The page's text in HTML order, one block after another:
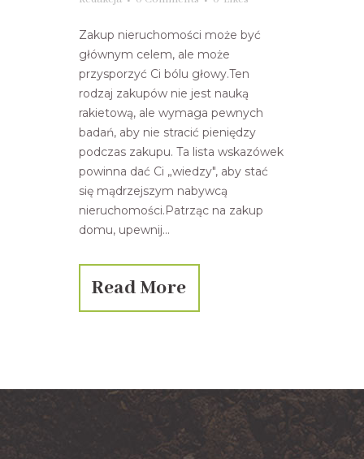
Zakup nieruchomości może być
głównym celem, ale może
przysporzyć Ci bólu głowy.Ten
rodzaj zakupów nie jest nauką
rakietową, ale wymaga pewnych
badań, aby nie stracić pieniędzy
podczas zakupu. Ta lista wskazówek
powinna dać Ci „wiedzy", aby stać
się mądrzejszym nabywcą
nieruchomości.Patrząc na zakup
domu, upewnij...
Read More